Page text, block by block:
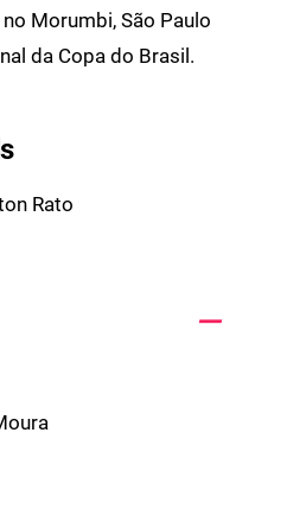
Morumbi, São Paulo
da Copa do Brasil.
Rato